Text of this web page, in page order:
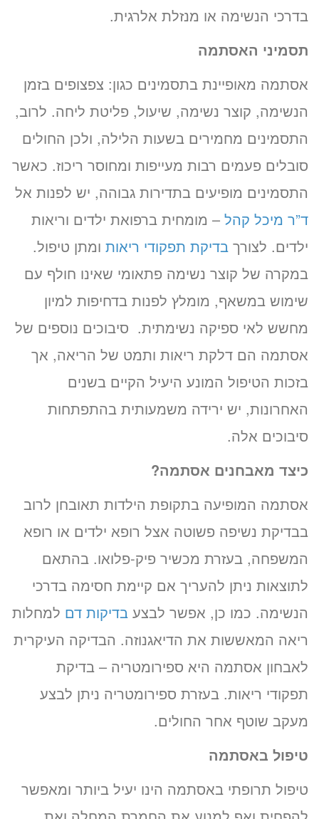
בדרכי הנשימה או מנזלת אלרגית.
תסמיני האסתמה
אסתמה מאופיינת בתסמינים כגון: צפצופים בזמן
הנשימה, קוצר נשימה, שיעול, פליטת ליחה. לרוב,
התסמינים מחמירים בשעות הלילה, ולכן החולים
סובלים פעמים רבות מעייפות ומחוסר ריכוז. כאשר
התסמינים מופיעים בתדירות גבוהה, יש לפנות אל
ד”ר מיכל קהל – מומחית ברפואת ילדים וריאות
ילדים. לצורך בדיקת תפקודי ריאות ומתן טיפול.
במקרה של קוצר נשימה פתאומי שאינו חולף עם
שימוש במשאף, מומלץ לפנות בדחיפות למיון
מחשש לאי ספיקה נשימתית. סיבוכים נוספים של
אסתמה הם דלקת ריאות ותמט של הריאה, אך
בזכות הטיפול המונע היעיל הקיים בשנים
האחרונות, יש ירידה משמעותית בהתפתחות
סיבוכים אלה.
כיצד מאבחנים אסתמה?
אסתמה המופיעה בתקופת הילדות תאובחן לרוב
בבדיקת נשיפה פשוטה אצל רופא ילדים או רופא
המשפחה, בעזרת מכשיר פיק-פלואו. בהתאם
לתוצאות ניתן להעריך אם קיימת חסימה בדרכי
הנשימה. כמו כן, אפשר לבצע בדיקות דם למחלות
ריאה המאששות את הדיאגנוזה. הבדיקה העיקרית
לאבחון אסתמה היא ספירומטריה – בדיקת
תפקודי ריאות. בעזרת ספירומטריה ניתן לבצע
מעקב שוטף אחר החולים.
טיפול באסתמה
טיפול תרופתי באסתמה הינו יעיל ביותר ומאפשר